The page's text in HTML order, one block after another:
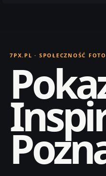
7PX.PL · SPOŁECZNOŚĆ